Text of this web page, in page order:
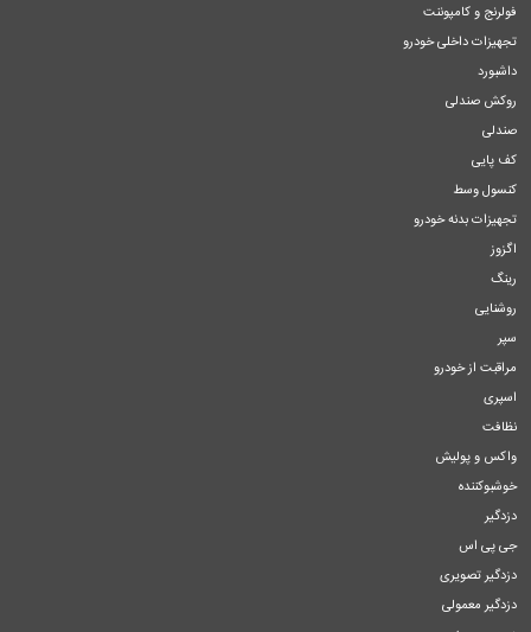
فولرنج و کامپوننت
تجهیزات داخلی خودرو
داشبورد
روکش صندلی
صندلی
کف پایی
کنسول وسط
تجهیزات بدنه خودرو
اگزوز
رینگ
روشنایی
سپر
مراقبت از خودرو
اسپری
نظافت
واکس و پولیش
خوشبوکننده
دزدگیر
جی پی اس
دزدگیر تصویری
دزدگیر معمولی